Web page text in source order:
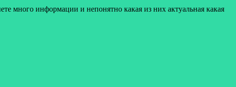
много информации и непонятно какая из них актуальная какая